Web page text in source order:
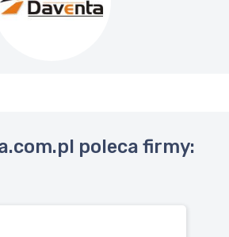
poleca firmy: